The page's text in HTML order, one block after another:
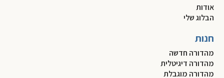
אודות
הבלוג שלי
חנות
מהדורה חדשה
מהדורה דיגיטלית
מהדורה מוגבלת